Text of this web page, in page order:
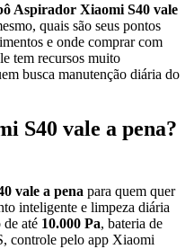
Aspirador Xiaomi S40 vale
quais são seus pontos
e onde comprar com
tem recursos muito
busca manutenção diária do
S40 vale a pena?
vale a pena para quem quer
inteligente e limpeza diária
de até 10.000 Pa, bateria de
controle pelo app Xiaomi